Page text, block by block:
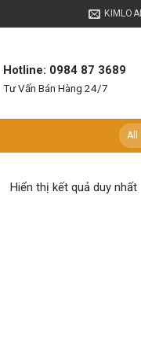
Hotline: 0984 87 3689
Tư Vấn Bán Hàng 24/7
Hiển thị kết quả duy nhất